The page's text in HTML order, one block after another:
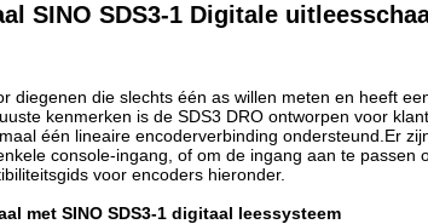
SINO SDS3-1 Digitale
diegenen die slechts één as willen meten en heeft
kenmerken is de SDS3 DRO ontworpen voor
één lineaire encoderverbinding ondersteund.Er
console-ingang, of om de ingang aan te passen
voor encoders hieronder.
met SINO SDS3-1 digitaal leessysteem